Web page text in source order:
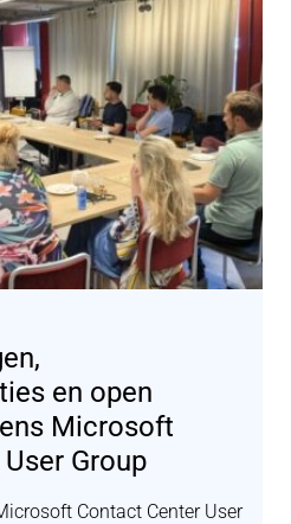
en open
Microsoft
Group
Contact Center User